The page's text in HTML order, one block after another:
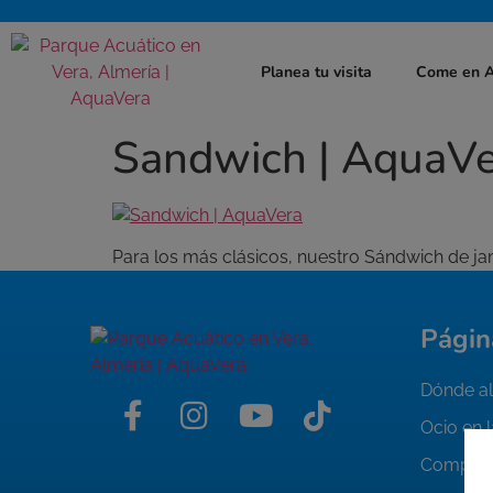
Planea tu visita Come en
Sandwich |
Para los más clásicos, nuestro Sándwich de
Dónde
Ocio en
Compra